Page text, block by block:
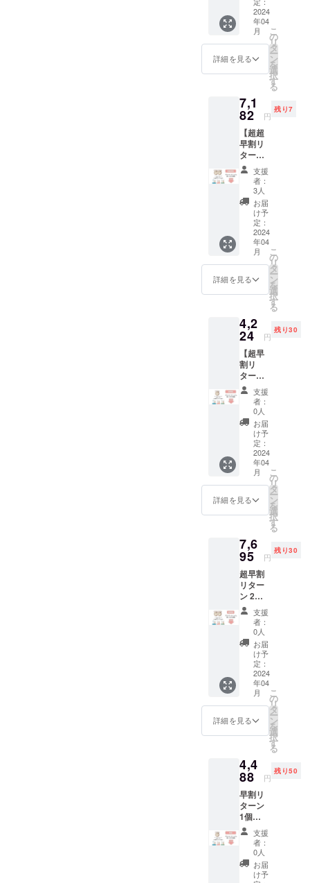
びて来まし
たが、私は
ずっと化粧
品は触らず
でした。自
には疎く、
自信をもっ
て紹介でき
る化粧品に
出会えない
ままでし
た。そうい
う私がほれ
込んだ韓国
化粧品を日
本の皆様に
紹介し、そ
の良さを感
毎日の生活
が少しでも
豊かになれ
たらと思う
気持ちでお
ります。
よろしくお
す。
送料300
円＝
5,280円
→3,960
円 フェ
イスマ
スク
枚サー
ビス 備
考欄に
年齢記
入をお
願いし
ます。
2024
年04
月
詳細を見る
こ
の
リ
タ
ー
ン
を
選
択
す
る
7,1
82 円
残り7
【超超
早割リ
ター
ン：
30％off
】 2個
9,960円
（税
込）＋
送料300
円＝
10,260
円
→7,182
円 フェ
イスマ
パック4
枚サー
ビス 備
考欄に
年齢記
入をお
願いし
ます。
支援
者：
3人
お届
け予
定：
2024
年04
月
詳細を見る
こ
の
リ
タ
ー
ン
を
選
択
す
る
4,2
24 円
残り30
【超早
割リ
ター
ン：
20%off
】 1個
4,980円
（税
込）＋
送料300
円＝
5,280円
→4,224
円 フェ
イスマ
スク
枚サー
ビス 備
考欄に
年齢記
入をお
願いし
ます。
支援
者：
0人
お届
け予
定：
2024
年04
月
詳細を見る
こ
の
リ
タ
ー
ン
を
選
択
す
る
7,6
95 円
残り30
超早割
リター
ン 2個
9,960円
（税
込）＋
送料300
円＝
10,260
円 の
25％引
き＝
7,695円
フェイ
スマス
クパッ
サービ
ス 4月
末まで
リター
ン実施
備考欄
に年齢
記入を
お願い
しま
す。
支援
者：
0人
お届
け予
定：
2024
年04
月
詳細を見る
こ
の
リ
タ
ー
ン
を
選
択
す
る
4,4
88 円
残り50
早割リ
ターン
1個
4,980円
（税
込）＋
送料300
円＝
支援
者：
0人
お届
け予